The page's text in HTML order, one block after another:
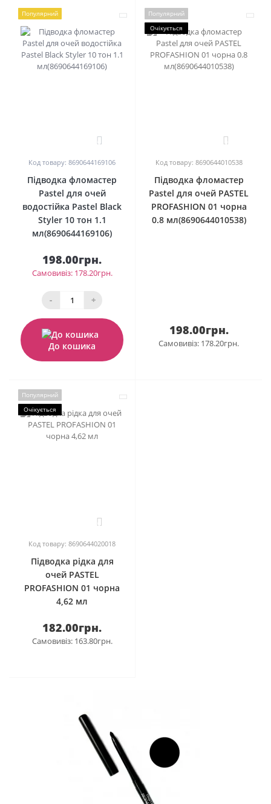
Популярний
Код товару: 8690644169106
Підводка фломастер
Pastel для очей
водостійка Pastel Black
Styler 10 тон 1.1
мл(8690644169106)
198.00грн.
Самовивіз: 178.20грн.
- +
До кошика
Популярний
Очікується
Код товару: 8690644010538
Підводка фломастер
Pastel для очей PASTEL
PROFASHION 01 чорна
0.8 мл(8690644010538)
198.00грн.
Самовивіз: 178.20грн.
Популярний
Очікується
0
Код товару: 8690644020018
Підводка рідка для
очей PASTEL
PROFASHION 01 чорна
4,62 мл
182.00грн.
Самовивіз: 163.80грн.